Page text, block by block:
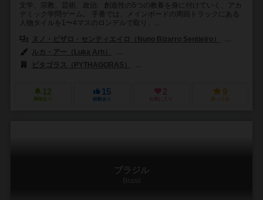
文学、宗教、芸術、政治、創造性の5つの教養を身に付けていく、アカ
デミック学問ゲーム。 手番では、メインボードの周回トラックにある
人物タイルを1〜4マスのロンデルで取り、...
ヌノ・ビザロ・センティエイロ（Nuno Bizarro Sentieiro）
ルカ・アー（Luka Arh）
ピタゴラス（PYTHAGORAS）
12
興味あり
15
経験あり
2
お気に入り
9
持ってる
ブラジル
Brasil